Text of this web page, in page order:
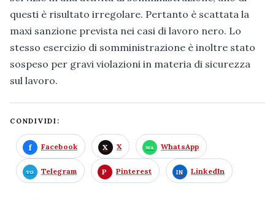
questi è risultato irregolare. Pertanto è scattata la
maxi sanzione prevista nei casi di lavoro nero. Lo
stesso esercizio di somministrazione è inoltre stato
sospeso per gravi violazioni in materia di sicurezza
sul lavoro.
CONDIVIDI:
Facebook X WhatsApp
Telegram Pinterest LinkedIn